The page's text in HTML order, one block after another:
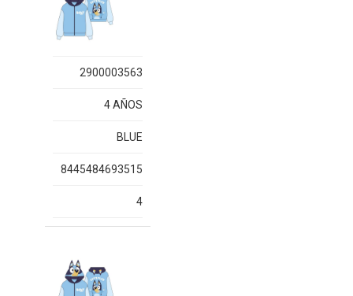
2900003563
4 AÑOS
BLUE
8445484693515
4